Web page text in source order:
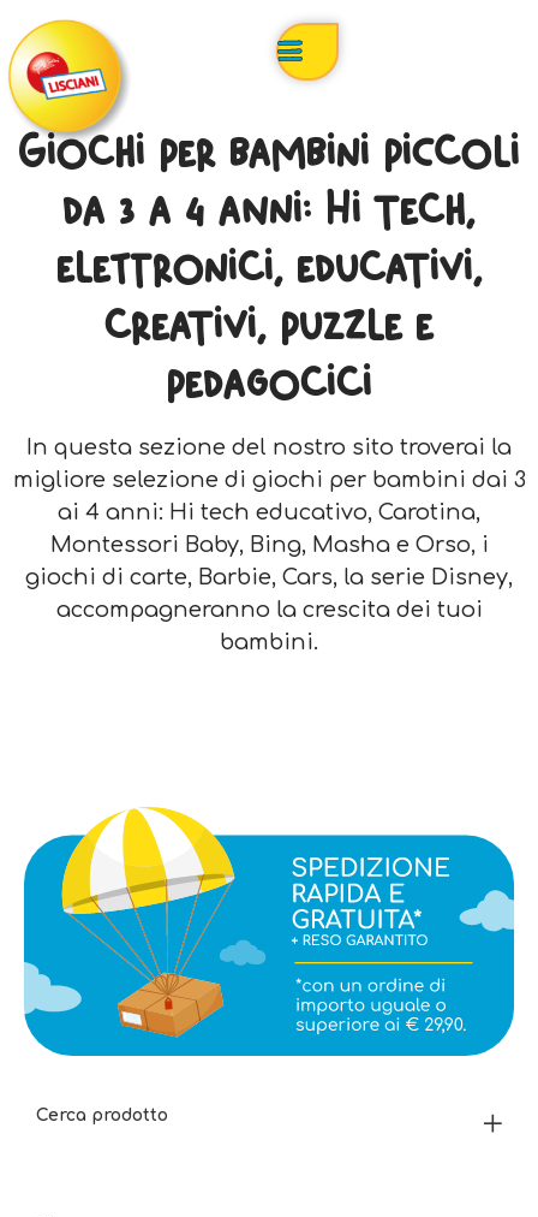
Giochi per bambini piccoli
da 3 a 4 anni: Hi tech,
elettronici, educativi,
creativi, puzzle e
pedagocici
In questa sezione del nostro sito troverai la
migliore selezione di giochi per bambini dai 3
ai 4 anni: Hi tech educativo, Carotina,
Montessori Baby, Bing, Masha e Orso, i
giochi di carte, Barbie, Cars, la serie Disney,
accompagneranno la crescita dei tuoi
bambini.
Cerca prodotto